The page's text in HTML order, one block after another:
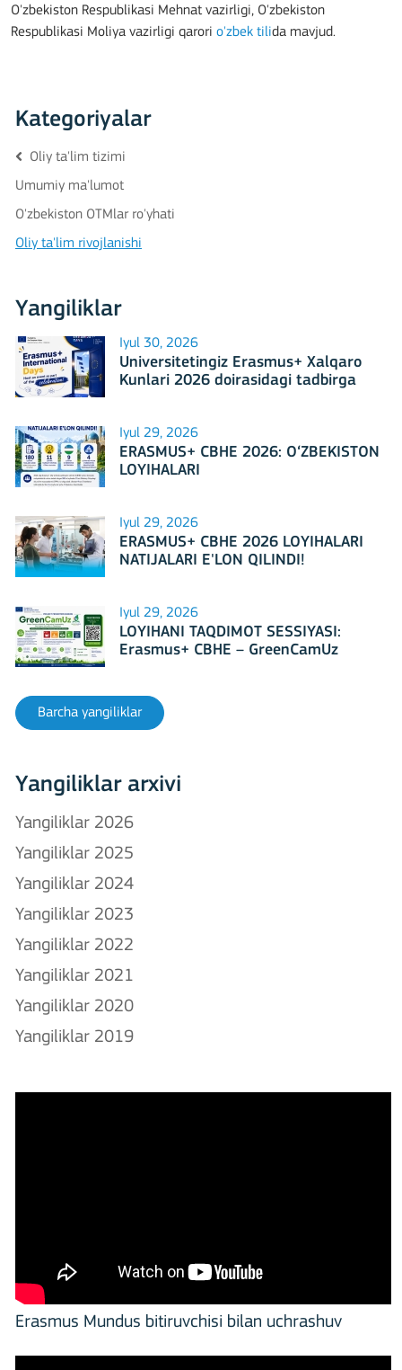
O'zbekiston Respublikasi Mehnat vazirligi, O'zbekiston
Respublikasi Moliya vazirligi qarori o'zbek tilida mavjud.
Kategoriyalar
Oliy ta'lim tizimi
Umumiy ma'lumot
O'zbekiston OTMlar ro'yhati
Oliy ta'lim rivojlanishi
Yangiliklar
Iyul 30, 2026
Universitetingiz Erasmus+ Xalqaro
Kunlari 2026 doirasidagi tadbirga
Iyul 29, 2026
ERASMUS+ CBHE 2026: O‘ZBEKISTON
LOYIHALARI
Iyul 29, 2026
ERASMUS+ CBHE 2026 LOYIHALARI
NATIJALARI E'LON QILINDI!
Iyul 29, 2026
LOYIHANI TAQDIMOT SESSIYASI:
Erasmus+ CBHE – GreenCamUz
Barcha yangiliklar
Yangiliklar arxivi
Yangiliklar 2026
Yangiliklar 2025
Yangiliklar 2024
Yangiliklar 2023
Yangiliklar 2022
Yangiliklar 2021
Yangiliklar 2020
Yangiliklar 2019
Erasmus Mundus bitiruvchisi bilan uchrashuv